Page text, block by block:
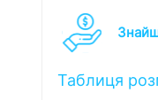
Таблиця